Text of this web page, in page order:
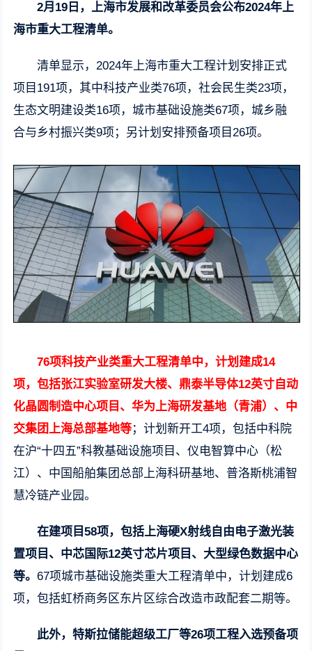
2月19日，上海市发展和改革委员会公布2024年上
海市重大工程清单。
清单显示，2024年上海市重大工程计划安排正式
项目191项，其中科技产业类76项，社会民生类23项，
生态文明建设类16项，城市基础设施类67项，城乡融
合与乡村振兴类9项；另计划安排预备项目26项。
76项科技产业类重大工程清单中，计划建成14
项，包括张江实验室研发大楼、鼎泰半导体12英寸自动
化晶圆制造中心项目、华为上海研发基地（青浦）、中
交集团上海总部基地等；计划新开工4项，包括中科院
在沪“十四五”科教基础设施项目、仪电智算中心（松
江）、中国船舶集团总部上海科研基地、普洛斯桃浦智
慧冷链产业园。
在建项目58项，包括上海硬X射线自由电子激光装
置项目、中芯国际12英寸芯片项目、大型绿色数据中心
等。67项城市基础设施类重大工程清单中，计划建成6
项，包括虹桥商务区东片区综合改造市政配套二期等。
此外，特斯拉储能超级工厂等26项工程入选预备项